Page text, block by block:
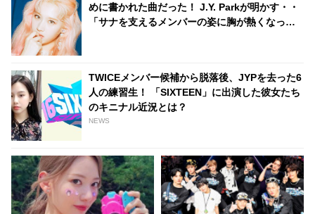
めに書かれた曲だった！ J.Y. Parkが明かす・・
「サナを支えるメンバーの姿に胸が熱くなっ
TWICEメンバー候補から脱落後、JYPを去った6
人の練習生！ 「SIXTEEN」に出演した彼女たち
のキニナル近況とは？
NEWS